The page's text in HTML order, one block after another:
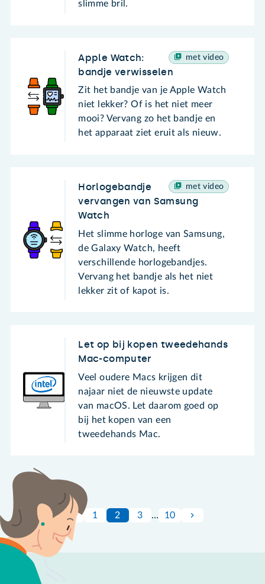
slimme bril.
met video
Apple Watch:
bandje verwisselen
Zit het bandje van je Apple Watch
niet lekker? Of is het niet meer
mooi? Vervang zo het bandje en
het apparaat ziet eruit als nieuw.
met video
Horlogebandje
vervangen van Samsung
Watch
Het slimme horloge van Samsung,
de Galaxy Watch, heeft
verschillende horlogebandjes.
Vervang het bandje als het niet
lekker zit of kapot is.
Let op bij kopen tweedehands
Mac-computer
Veel oudere Macs krijgen dit
najaar niet de nieuwste update
van macOS. Let daarom goed op
bij het kopen van een
tweedehands Mac.
1 2 3 … 10